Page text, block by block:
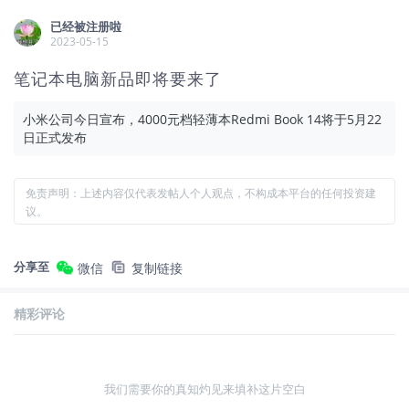
已经被注册啦
2023-05-15
笔记本电脑新品即将要来了
小米公司今日宣布，4000元档轻薄本Redmi Book 14将于5月22
日正式发布
免责声明：上述内容仅代表发帖人个人观点，不构成本平台的任何投资建
议。
分享至 微信 复制链接
精彩评论
我们需要你的真知灼见来填补这片空白